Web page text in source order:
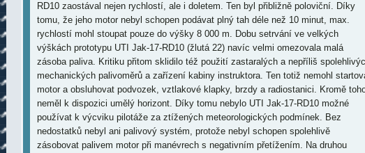
RD10 zaostával nejen rychlostí, ale i doletem. Ten byl přibližně poloviční. Díky
tomu, že jeho motor nebyl schopen podávat plný tah déle než 10 minut, max.
rychlostí mohl stoupat pouze do výšky 8 000 m. Dobu setrvání ve velkých
výškách prototypu UTI Jak-17-RD10 (žlutá 22) navíc velmi omezovala malá
zásoba paliva. Kritiku přitom sklidilo též použití zastaralých a nepříliš
mechanických palivoměrů a zařízení kabiny instruktora. Ten totiž nemohl
motor a obsluhovat podvozek, vztlakové klapky, brzdy a radiostanici. Kromě
neměl k dispozici umělý horizont. Díky tomu nebylo UTI Jak-17-RD10 možné
používat k výcviku pilotáže za ztížených meteorologických podmínek. Bez
nedostatků nebyl ani palivový systém, protože nebyl schopen spolehlivě
zásobovat palivem motor při manévrech s negativním přetížením. Na druhou